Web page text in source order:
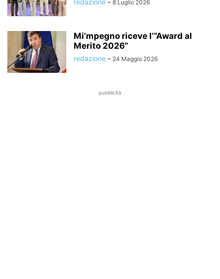
redazione - 8 Luglio 2026
Mi’mpegno riceve l’“Award al
Merito 2026”
redazione - 24 Maggio 2026
pubblicità